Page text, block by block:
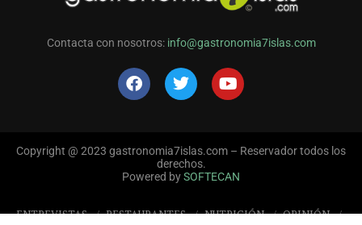
Contacta con nosotros: info@gastronomia7islas.com
Copyright @ 2023 gastronomia7islas.com – Reservador todos los
derechos.
Powered bySOFTECAN
ENTREVISTAS RESTAURANTES NUTRICIÓN OPINIÓN